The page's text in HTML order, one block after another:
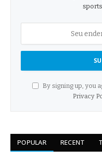
By signing up, you
Privacy
POPULAR RECENT